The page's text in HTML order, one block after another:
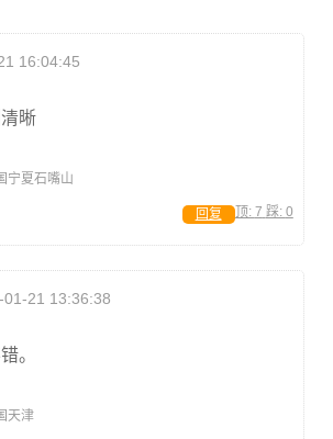
16:04:45
晰
宁夏石嘴山
顶: 7 踩: 0
回复
01-21 13:36:38
。
天津